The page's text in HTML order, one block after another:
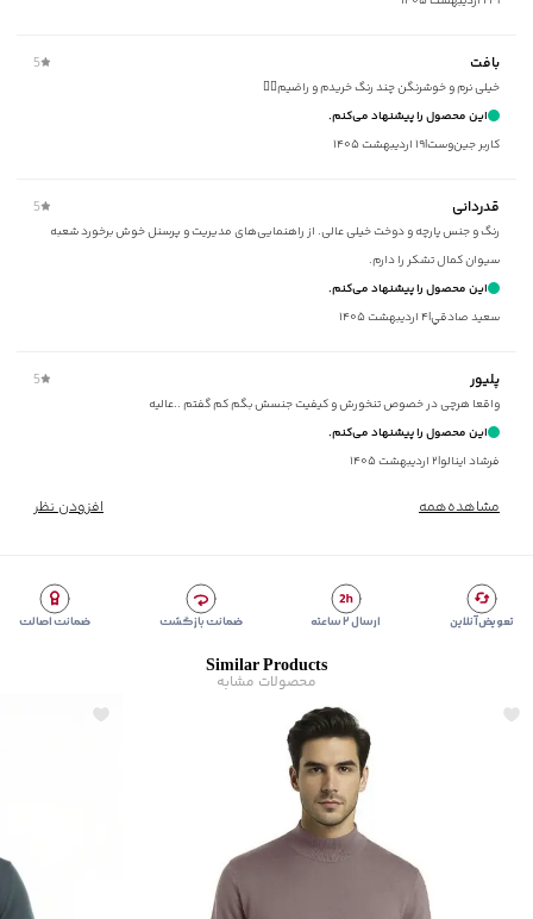
برند :
زیر گروه
شیوه‌برش Regular fit
بافت 5
خیلی نرم و خوشرنگن چند رنگ خریدم و راضیم👌🏻
این محصول را پیشنهاد می‌کنم.
کاربر جین‌وست|۱۹ اردیبهشت ۱۴۰۵
قدردانی 5
رنگ و جنس پارچه و دوخت خیلی عالی. از راهنمایی‌های مدیریت و پرسنل خوش برخورد شعبه
سیوان کمال تشکر را دارم.
این محصول را پیشنهاد می‌کنم.
سعيد صادقي|۴ اردیبهشت ۱۴۰۵
پلیور 5
واقعا هرچی در خصوص تنخورش و کیفیت جنسش بگم کم گفتم ..عالیه
این محصول را پیشنهاد می‌کنم.
فرشاد اينالو|۲ اردیبهشت ۱۴۰۵
مشاهده‌همه افزودن نظر
تعویض آنلاین ارسال ۲ ساعته ضمانت بازگشت ضمانت اصالت
Similar Products
محصولات مشابه